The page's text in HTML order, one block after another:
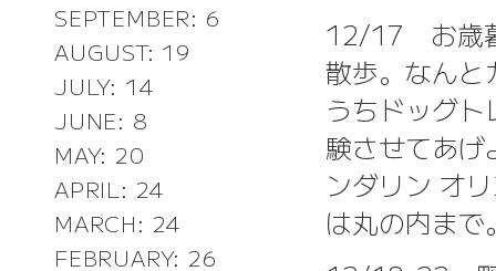
SEPTEMBER: 6
AUGUST: 19
JULY: 14
JUNE: 8
MAY: 20
APRIL: 24
MARCH: 24
FEBRUARY: 26
12/17 お歳
散歩。なん
うちドッグ
験させてあ
ンダリン オ
は丸の内まで